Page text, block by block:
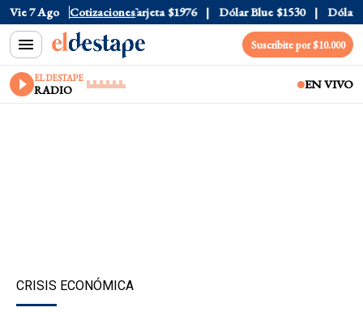
Vie 7 Ago Cotizaciones
$1520 Dólar Tarjeta $1976 Dólar Blue $1530 Dólar CCL
Suscribite por $10.000
EL DESTAPE
RADIO EN VIVO
CRISIS ECONÓMICA